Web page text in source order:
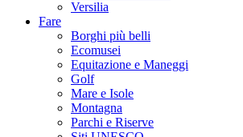
Versilia
Fare
Borghi più belli
Ecomusei
Equitazione e Maneggi
Golf
Mare e Isole
Montagna
Parchi e Riserve